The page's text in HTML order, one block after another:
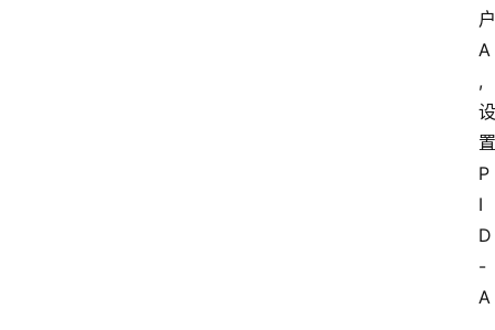
户
A
,
设
置
P
I
D
-
A